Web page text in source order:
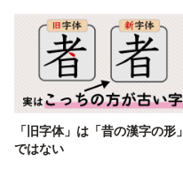
「旧字体」は「昔の漢字の形」
ではない